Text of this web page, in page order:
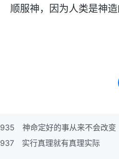
顺服神，因为人类是神造
935 神命定好的事从来不会改变
937 实行真理就有真理实际